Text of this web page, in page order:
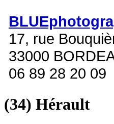
17, rue
33000
06 89 28 20 09
(34) Hérault